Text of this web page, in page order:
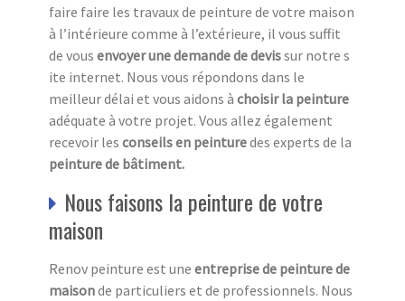
faire faire les travaux de peinture de votre maison
à l’intérieure comme à l’extérieure, il vous suffit
de vous envoyer une demande de devissur notre s
ite internet. Nous vous répondons dans le
meilleur délai et vous aidons à choisir la peinture
adéquate à votre projet. Vous allez également
recevoir les conseils en peinturedes experts de la
peinture de bâtiment.
Nous faisons la peinture de votre
maison
Renov peinture est une entreprise de peinture de
maisonde particuliers et de professionnels. Nous